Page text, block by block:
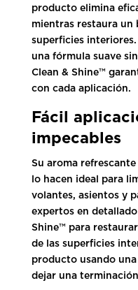
producto elimina
mientras restaura un
superficies
una fórmula suave
Clean & Shine™
con cada aplicación.
Fácil
impecables
Su aroma
lo hacen ideal para
volantes, asientos y
expertos en
Shine™ para
de las superficies
producto usando
dejar una